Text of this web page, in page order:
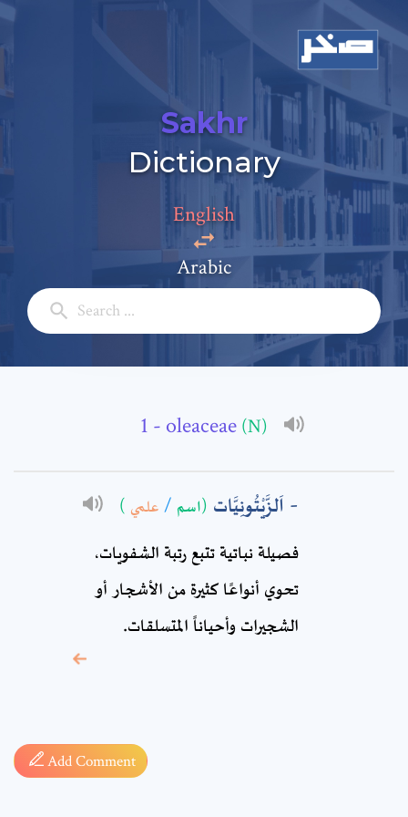
Sakhr
Dictionary
English
Arabic
- oleaceae (N)
اَلزَّيْتُونِيَّات (اسم / علمي )
فصيلة نباتية تتبع رتبة الشفويات،
تحوي أنواعًا كثيرة من الأشجار أو
الشجيرات وأحياناً المتسلقات.
Add Comment
Add a comment
Full Name: *
Subject: *
Comment: *